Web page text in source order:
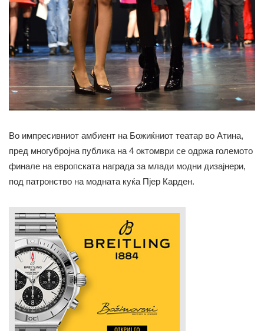
Во импресивниот амбиент на Божиќниот театар во Атина,
пред многубројна публика на 4 октомври се одржа големото
финале на европската награда за млади модни дизајнери,
под патронство на модната куќа Пјер Карден.